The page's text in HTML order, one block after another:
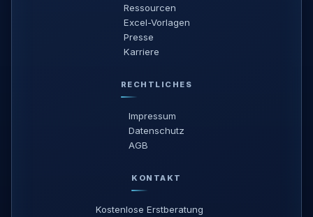
Ressourcen
Excel-Vorlagen
Presse
Karriere
RECHTLICHES
Impressum
Datenschutz
AGB
KONTAKT
Kostenlose Erstberatung